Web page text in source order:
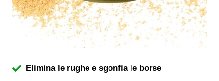
Elimina le rughe e sgonfia le borse